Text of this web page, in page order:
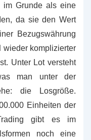
im Grunde als eine
da sie den Wert
Bezugswährung
wieder komplizierter
Unter Lot versteht
man unter der
die Losgröße.
Einheiten der
gibt es im
noch eine